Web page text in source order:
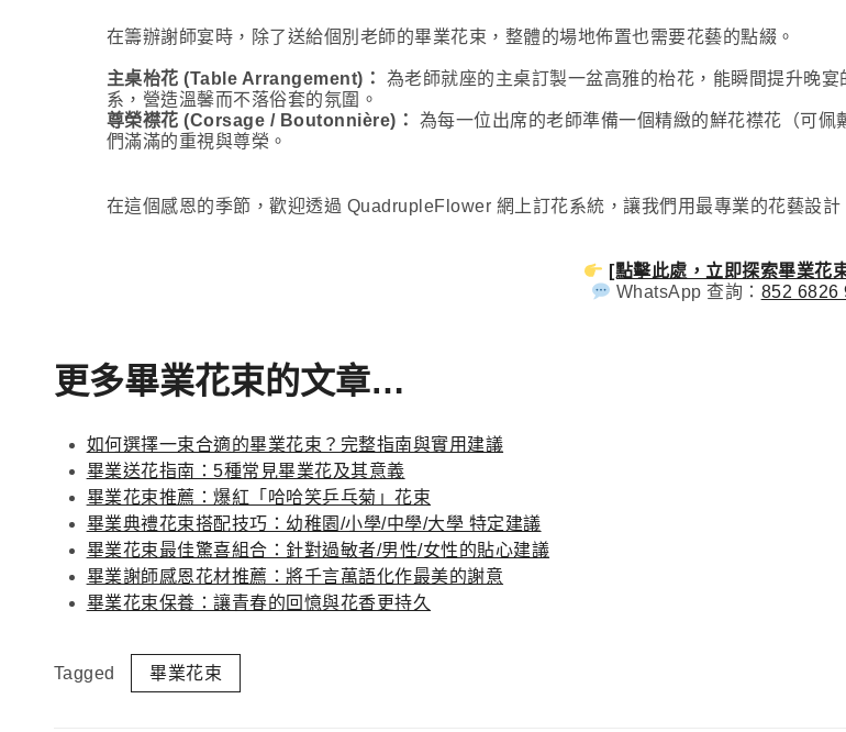
在籌辦謝師宴時，除了送給個別老師的畢業花束，整體的場地佈置也需要花藝的點綴。
主桌枱花 (Table Arrangement)：
為老師就座的主桌訂製一盆高雅的枱花，能瞬間提升晚
系，營造溫馨而不落俗套的氛圍。
尊榮襟花 (Corsage / Boutonnière)：
為每一位出席的老師準備一個精緻的鮮花襟花（可
們滿滿的重視與尊榮。
在這個感恩的季節，歡迎透過 QuadrupleFlower 網上訂花系統，讓我們用最專業的花藝設計
[點擊此處，立即探索畢業花
WhatsApp 查詢： 852 6826
更多畢業花束的文章…
如何選擇一束合適的畢業花束？完整指南與實用建議
畢業送花指南：5種常見畢業花及其意義
畢業花束推薦：爆紅「哈哈笑乒乓菊」花束
畢業典禮花束搭配技巧：幼稚園/小學/中學/大學 特定建議
畢業花束最佳驚喜組合：針對過敏者/男性/女性的貼心建議
畢業謝師感恩花材推薦：將千言萬語化作最美的謝意
畢業花束保養：讓青春的回憶與花香更持久
Tagged 畢業花束